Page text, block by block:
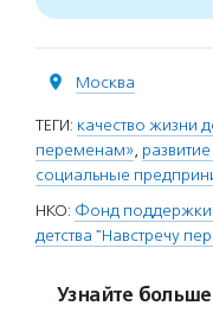
Москва
ТЕГИ: качество жизни
переменам»,
социальные
НКО: Фонд поддержки
детства "Навстречу
Узнайте